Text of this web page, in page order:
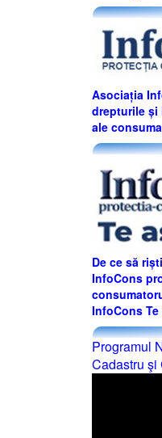
Asociația
drepturile și
ale
De ce să
InfoCons
InfoCons
Programul
Cadastru şi